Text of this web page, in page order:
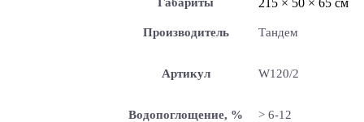
Габариты 215 × 50 × 65 см
Производитель Тандем
Артикул W120/2
Водопоглощение, % > 6-12